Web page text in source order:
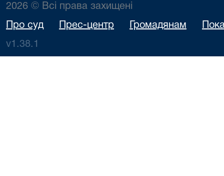
2026 © Всі права захищені
Про суд Прес-центр Громадянам
v1.38.1